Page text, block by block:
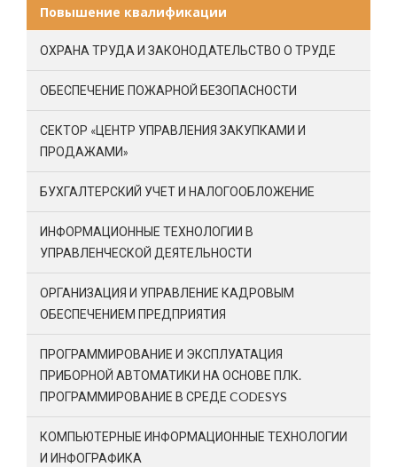
Повышение квалификации
ОХРАНА ТРУДА И ЗАКОНОДАТЕЛЬСТВО О ТРУДЕ
ОБЕСПЕЧЕНИЕ ПОЖАРНОЙ БЕЗОПАСНОСТИ
СЕКТОР «ЦЕНТР УПРАВЛЕНИЯ ЗАКУПКАМИ И
ПРОДАЖАМИ»
БУХГАЛТЕРСКИЙ УЧЕТ И НАЛОГООБЛОЖЕНИЕ
ИНФОРМАЦИОННЫЕ ТЕХНОЛОГИИ В
УПРАВЛЕНЧЕСКОЙ ДЕЯТЕЛЬНОСТИ
ОРГАНИЗАЦИЯ И УПРАВЛЕНИЕ КАДРОВЫМ
ОБЕСПЕЧЕНИЕМ ПРЕДПРИЯТИЯ
ПРОГРАММИРОВАНИЕ И ЭКСПЛУАТАЦИЯ
ПРИБОРНОЙ АВТОМАТИКИ НА ОСНОВЕ ПЛК.
ПРОГРАММИРОВАНИЕ В СРЕДЕ CODESYS
КОМПЬЮТЕРНЫЕ ИНФОРМАЦИОННЫЕ ТЕХНОЛОГИИ
И ИНФОГРАФИКА